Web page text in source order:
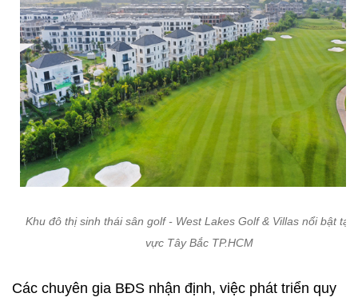
Khu đô thị sinh thái sân golf - West Lakes Golf & Villas nổi bật tại
vực Tây Bắc TP.HCM
Các chuyên gia BĐS nhận định, việc phát triển quy